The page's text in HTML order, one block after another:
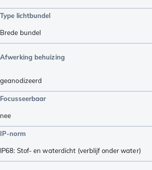
Type lichtbundel
Brede bundel
Afwerking behuizing
geanodizeerd
Focusseerbaar
nee
IP-norm
IP68: Stof- en waterdicht (verblijf onder water)